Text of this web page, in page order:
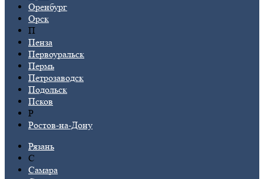
Оренбург
Орск
П
Пенза
Первоуральск
Пермь
Петрозаводск
Подольск
Псков
Р
Ростов-на-Дону
Рязань
С
Самара